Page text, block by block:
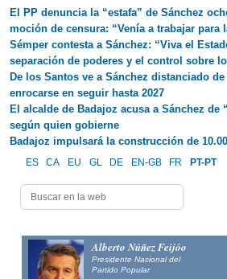
El PP denuncia la “estafa” de Sánchez
moción de censura: “Venía a trabajar para
Sémper contesta a Sánchez: “Viva el
separación de poderes y el control sobre
De los Santos ve a Sánchez distanciado de
enrocarse en seguir hasta 2027
El alcalde de Badajoz acusa a Sánchez de
según quien gobierne
Badajoz impulsará la construcción de
ES CA EU GL DE EN-GB FR PT-PT
Alberto Núñez Feijóo
Presidente Nacional del
Partido Popular